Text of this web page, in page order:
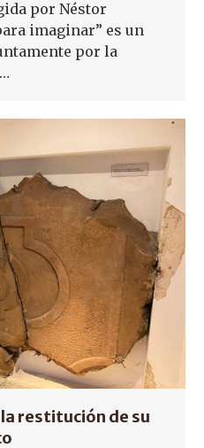
por Néstor
imaginar” es un
por la
restitución de su